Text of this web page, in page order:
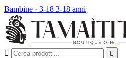
Bambine · 3-18 3-18 anni
 